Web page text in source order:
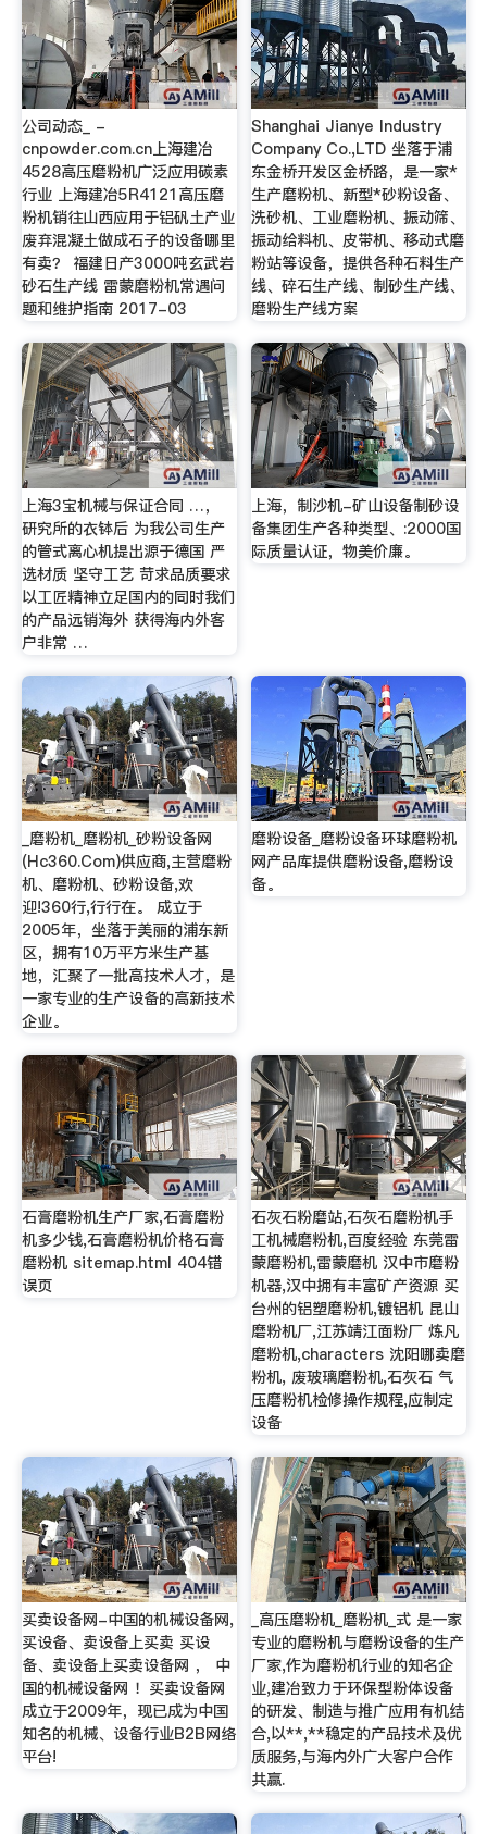
公司动态_ -
cnpowder.com.cn上海建冶
4528高压磨粉机广泛应用碳素
行业 上海建冶5R4121高压磨
粉机销往山西应用于铝矾土产业
废弃混凝土做成石子的设备哪里
有卖？ 福建日产3000吨玄武岩
砂石生产线 雷蒙磨粉机常遇问
题和维护指南 2017-03
Shanghai Jianye Industry
Company Co.,LTD 坐落于浦
东金桥开发区金桥路，是一家*
生产磨粉机、新型*砂粉设备、
洗砂机、工业磨粉机、振动筛、
振动给料机、皮带机、移动式磨
粉站等设备，提供各种石料生产
线、碎石生产线、制砂生产线、
磨粉生产线方案
上海3宝机械与保证合同 …，
研究所的衣钵后 为我公司生产
的管式离心机提出源于德国 严
选材质 坚守工艺 苛求品质要求
以工匠精神立足国内的同时我们
的产品远销海外 获得海内外客
户非常 …
上海，制沙机-矿山设备制砂设
备集团生产各种类型、:2000国
际质量认证，物美价廉。
_磨粉机_磨粉机_砂粉设备网
(Hc360.Com)供应商,主营磨粉
机、磨粉机、砂粉设备,欢
迎!360行,行行在。 成立于
2005年，坐落于美丽的浦东新
区，拥有10万平方米生产基
地，汇聚了一批高技术人才，是
一家专业的生产设备的高新技术
企业。
磨粉设备_磨粉设备环球磨粉机
网产品库提供磨粉设备,磨粉设
备。
石膏磨粉机生产厂家,石膏磨粉
机多少钱,石膏磨粉机价格石膏
磨粉机 sitemap.html 404错
误页
石灰石粉磨站,石灰石磨粉机手
工机械磨粉机,百度经验 东莞雷
蒙磨粉机,雷蒙磨机 汉中市磨粉
机器,汉中拥有丰富矿产资源 买
台州的铝塑磨粉机,镀铝机 昆山
磨粉机厂,江苏靖江面粉厂 炼凡
磨粉机,characters 沈阳哪卖磨
粉机, 废玻璃磨粉机,石灰石 气
压磨粉机检修操作规程,应制定
设备
买卖设备网-中国的机械设备网,
买设备、卖设备上买卖 买设
备、卖设备上买卖设备网 ， 中
国的机械设备网 ！买卖设备网
成立于2009年，现已成为中国
知名的机械、设备行业B2B网络
平台!
_高压磨粉机_磨粉机_式 是一家
专业的磨粉机与磨粉设备的生产
厂家,作为磨粉机行业的知名企
业,建冶致力于环保型粉体设备
的研发、制造与推广应用有机结
合,以**,**稳定的产品技术及优
质服务,与海内外广大客户合作
共赢.